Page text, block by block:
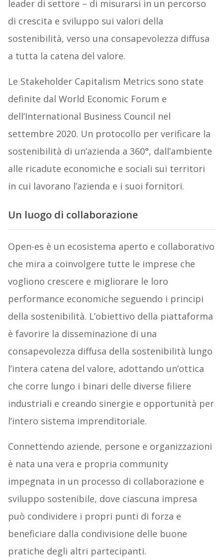
leader di settore – di misurarsi in un percorso
di crescita e sviluppo sui valori della
sostenibilità, verso una consapevolezza diffusa
a tutta la catena del valore.
Le Stakeholder Capitalism Metrics sono state
definite dal World Economic Forum e
dell’International Business Council nel
settembre 2020. Un protocollo per verificare la
sostenibilità di un’azienda a 360°, dall’ambiente
alle ricadute economiche e sociali sui territori
in cui lavorano l’azienda e i suoi fornitori.
Un luogo di collaborazione
Open-es è un ecosistema aperto e collaborativo
che mira a coinvolgere tutte le imprese che
vogliono crescere e migliorare le loro
performance economiche seguendo i principi
della sostenibilità. L’obiettivo della piattaforma
è favorire la disseminazione di una
consapevolezza diffusa della sostenibilità lungo
l’intera catena del valore, adottando un’ottica
che corre lungo i binari delle diverse filiere
industriali e creando sinergie e opportunità per
l’intero sistema imprenditoriale.
Connettendo aziende, persone e organizzazioni
è nata una vera e propria community
impegnata in un processo di collaborazione e
sviluppo sostenibile, dove ciascuna impresa
può condividere i propri punti di forza e
beneficiare dalla condivisione delle buone
pratiche degli altri partecipanti.